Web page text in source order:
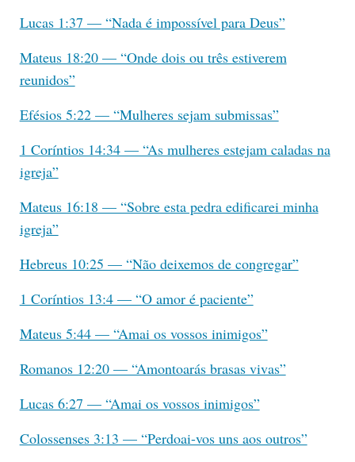
Lucas 1:37 — “Nada é impossível para Deus”
Mateus 18:20 — “Onde dois ou três estiverem
reunidos”
Efésios 5:22 — “Mulheres sejam submissas”
1 Coríntios 14:34 — “As mulheres estejam caladas na
igreja”
Mateus 16:18 — “Sobre esta pedra edificarei minha
igreja”
Hebreus 10:25 — “Não deixemos de congregar”
1 Coríntios 13:4 — “O amor é paciente”
Mateus 5:44 — “Amai os vossos inimigos”
Romanos 12:20 — “Amontoarás brasas vivas”
Lucas 6:27 — “Amai os vossos inimigos”
Colossenses 3:13 — “Perdoai-vos uns aos outros”